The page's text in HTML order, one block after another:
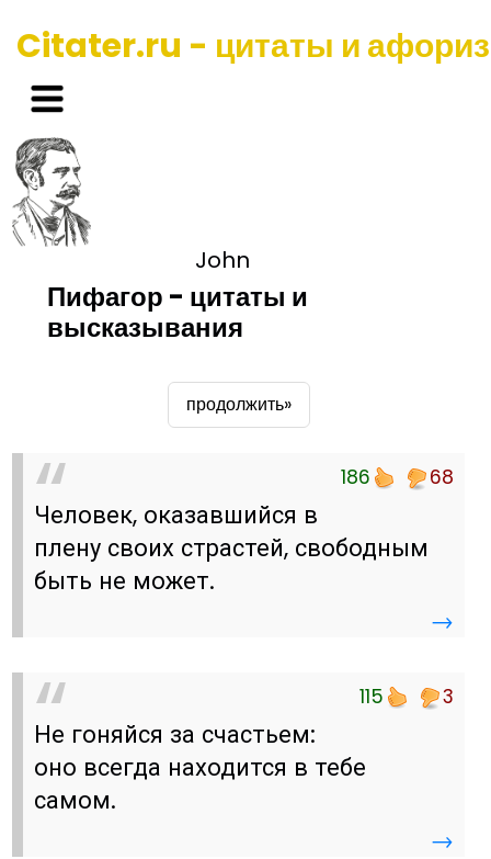
Citater.ru - цитаты и
John
Пифагор - цитаты и
высказывания
продолжить»
186 68
Человек, оказавшийся в
плену своих страстей, свободным
быть не может.
→
115 3
Не гоняйся за счастьем:
оно всегда находится в тебе
самом.
→